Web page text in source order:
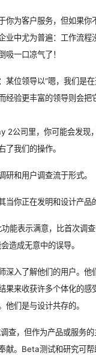
你为客户服务，但如果你
业中尤为普遍：工作流程
吸一口凉气了！
某位领导以“嗯，我们是
经验更丰富的领导则会把
2公司里，你可能会发现
了我们的操作。
研和用户调查流于形式。
当你正在发明和设计产品
能表示满意，比首次调
造成无意中的误导。
深入了解他们的用户。他
果来收获许多个体化的感
他们是与设计共存的。
查，但作为产品或服务
献。Beta测试和研究可帮